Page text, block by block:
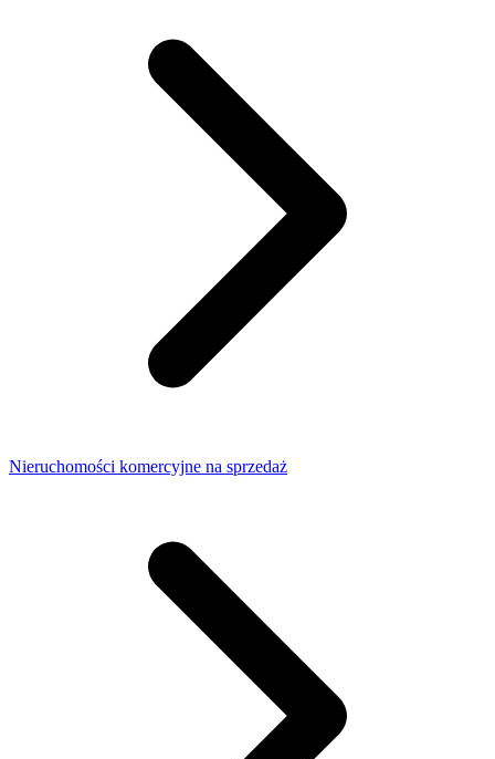
Nieruchomości komercyjne na sprzedaż